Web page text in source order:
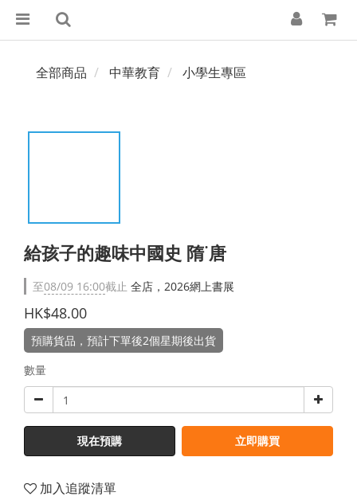
全部商品 中華教育 小學生專區
給孩子的趣味中國史 隋˙唐
至08/09 16:00截止 全店，2026網上書展
HK$48.00
預購貨品，預計下單後2個星期後出貨
數量
現在預購 立即購買
加入追蹤清單